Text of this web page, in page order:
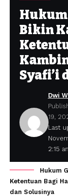
Bikin
Syafi’i
Last
2:15
Dwi
19,
Hukum
Ketentuan Bagi
dan Solusinya